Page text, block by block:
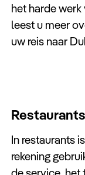
het harde
leest u meer
uw reis naar
Restaurants
In restaurants
rekening